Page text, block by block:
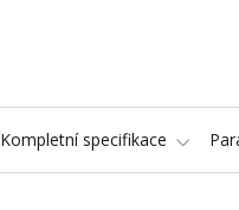
Kompletní specifikace